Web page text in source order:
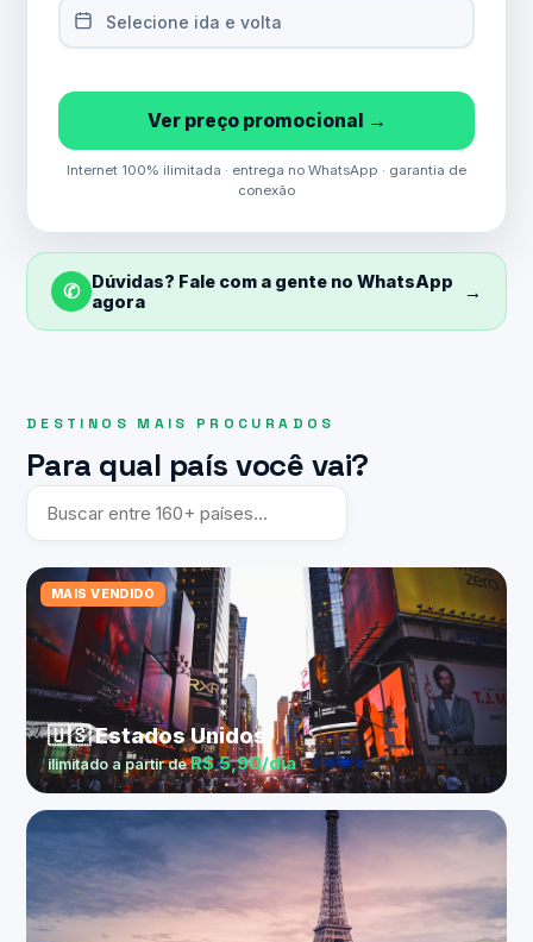
Selecione ida e volta
Ver preço promocional →
Internet 100% ilimitada · entrega no WhatsApp · garantia de
conexão
✆
Dúvidas? Fale com a gente no WhatsApp
agora
→
DESTINOS MAIS PROCURADOS
Para qual país você vai?
MAIS VENDIDO
🇺🇸 Estados Unidos
ilimitado a partir deR$ 5,90/dia